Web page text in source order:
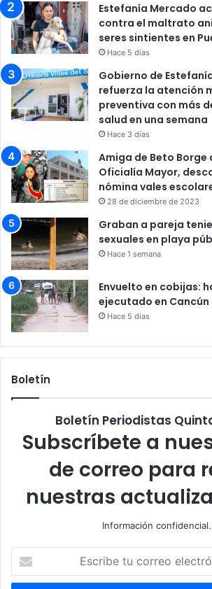
Estefanía Mercado
contra el maltrato
seres sintientes en
Hace 5 días
Gobierno de
refuerza la atención
preventiva con más
salud en una semana
Hace 3 días
Amiga de Beto Borge
Oficialía Mayor,
nómina vales
28 de diciembre de 2023
Graban a pareja
sexuales en playa
Hace 1 semana
Envuelto en cobijas:
ejecutado en Cancún
Hace 5 días
Boletín
Boletín Periodistas
Subscríbete a
de correo para
nuestras
Información confidencial.
correo